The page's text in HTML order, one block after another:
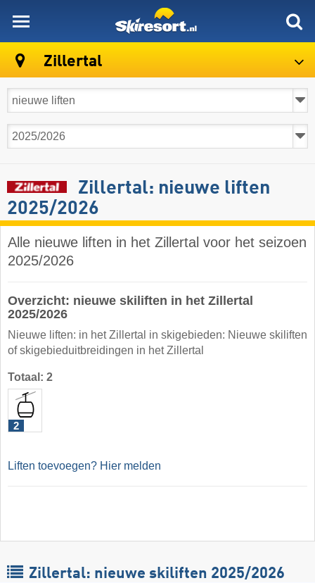
Zillertal
Zillertal: nieuwe liften
2025/2026
Alle nieuwe liften in het Zillertal voor het seizoen
2025/2026
Overzicht: nieuwe skiliften in het Zillertal
2025/2026
Nieuwe liften: in het Zillertal in skigebieden: Nieuwe skiliften
of skigebieduitbreidingen in het Zillertal
Totaal: 2
2
Liften toevoegen? Hier melden
Zillertal: nieuwe skiliften 2025/2026